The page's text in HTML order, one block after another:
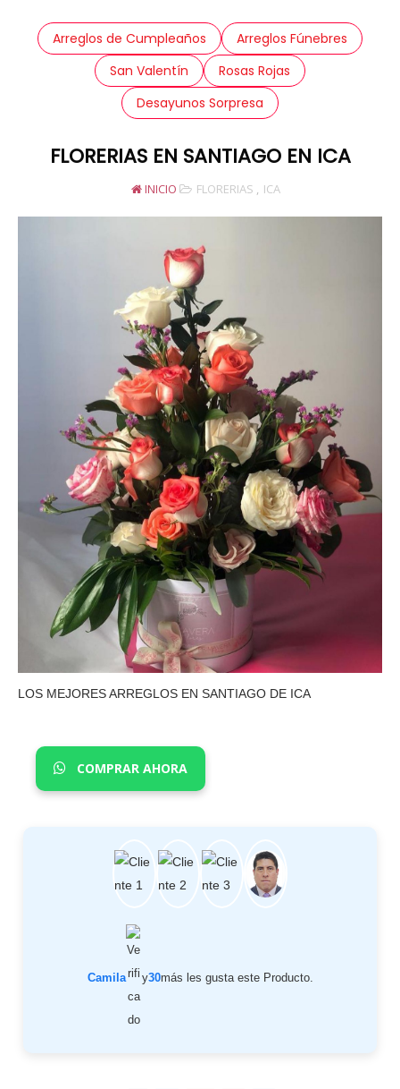
Arreglos de Cumpleaños
Arreglos Fúnebres
San Valentín
Rosas Rojas
Desayunos Sorpresa
FLORERIAS EN SANTIAGO EN ICA
INICIO FLORERIAS , ICA
LOS MEJORES ARREGLOS EN SANTIAGO DE ICA
COMPRAR AHORA
Camila y30más les gusta este Producto.